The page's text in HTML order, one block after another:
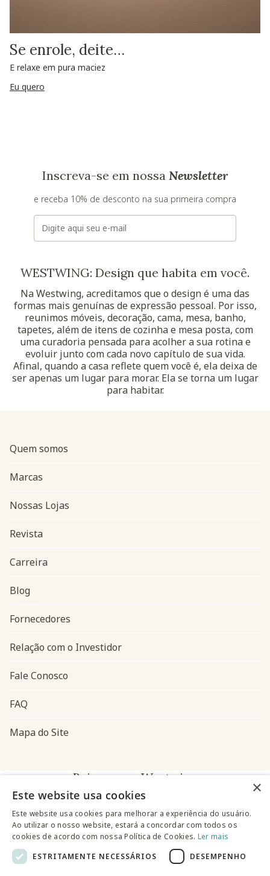
Se enrole, deite…
E relaxe em pura maciez
Eu quero
Inscreva-se em nossa Newsletter
e receba 10% de desconto na sua primeira compra
E-mail
WESTWING: Design que habita em você.
Na Westwing, acreditamos que o design é uma das
formas mais genuínas de expressão pessoal. Por isso,
reunimos móveis, decoração, cama, mesa, banho,
tapetes, além de itens de cozinha e mesa posta, com
uma curadoria pensada para acolher a sua rotina e
evoluir junto com cada novo capítulo de sua vida.
Afinal, quando a casa reflete quem você é, ela deixa de
ser apenas um lugar para morar. Ela se torna um lugar
para habitar.
Navegação do rodapé
Quem somos
Marcas
Nossas Lojas
Revista
Carreira
Blog
Fornecedores
Relação com o Investidor
Fale Conosco
FAQ
Mapa do Site
Baixe o app Westwing
×
Este website usa cookies
Este website usa cookies para melhorar a experiência do usuário.
Ao utilizar o nosso website, estará a concordar com todos os
cookies de acordo com nossa Política de Cookies. Ler mais
ESTRITAMENTE NECESSÁRIOS
DESEMPENHO